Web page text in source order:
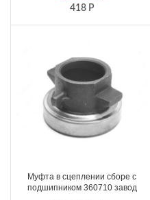
418 Р
Муфта в сцеплении сборе с
подшипником 360710 завод